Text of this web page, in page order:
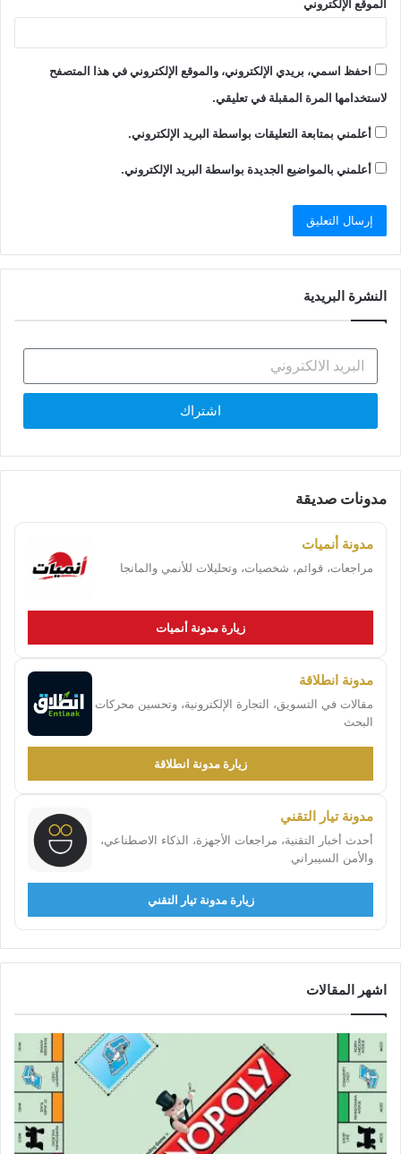
الموقع الإلكتروني
احفظ اسمي، بريدي الإلكتروني، والموقع الإلكتروني في هذا المتصفح
لاستخدامها المرة المقبلة في تعليقي.
أعلمني بمتابعة التعليقات بواسطة البريد الإلكتروني.
أعلمني بالمواضيع الجديدة بواسطة البريد الإلكتروني.
النشرة البريدية
اشتراك
مدونات صديقة
مدونة أنميات
مراجعات، قوائم، شخصيات، وتحليلات للأنمي والمانجا
زيارة مدونة أنميات
مدونة انطلاقة
مقالات في التسويق، التجارة الإلكترونية، وتحسين محركات
البحث
زيارة مدونة انطلاقة
مدونة تيار التقني
أحدث أخبار التقنية، مراجعات الأجهزة، الذكاء الاصطناعي،
والأمن السيبراني
زيارة مدونة تيار التقني
اشهر المقالات